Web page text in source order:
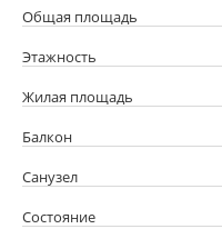
Общая площадь
Этажность
Жилая площадь
Балкон
Санузел
Состояние